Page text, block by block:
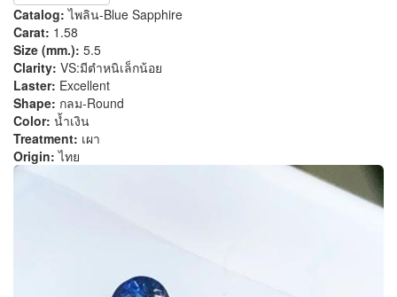
Catalog:ไพลิน-Blue Sapphire
Carat: 1.58
Size (mm.): 5.5
Clarity: VS:มีตำหนิเล็กน้อย
Laster: Excellent
Shape: กลม-Round
Color: น้ำเงิน
Treatment: เผา
Origin:ไทย